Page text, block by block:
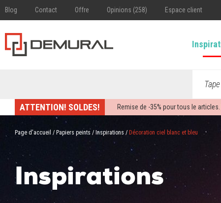
Blog Contact Offre Opinions (258) Espace client
ATTENTION! SOLDES! Remise de -35% pour tous le articles.
Page d'accueil / Papiers peints / Inspirations / Décoration ciel blanc et bleu
Inspirations